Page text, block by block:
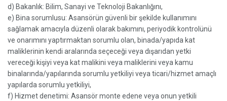
d) Bakanlık: Bilim, Sanayi ve Teknoloji Bakanlığını,
e) Bina sorumlusu: Asansörün güvenli bir şekilde kullanımını
sağlamak amacıyla düzenli olarak bakımını, periyodik kontrolünü
ve onarımını yaptırmaktan sorumlu olan, binada/yapıda kat
maliklerinin kendi aralarında seçeceği veya dışarıdan yetki
vereceği kişiyi veya kat malikini veya maliklerini veya kamu
binalarında/yapılarında sorumlu yetkiliyi veya ticari/hizmet amaçlı
yapılarda sorumlu yetkiliyi,
f) Hizmet denetimi: Asansör monte edene veya onun yetkili